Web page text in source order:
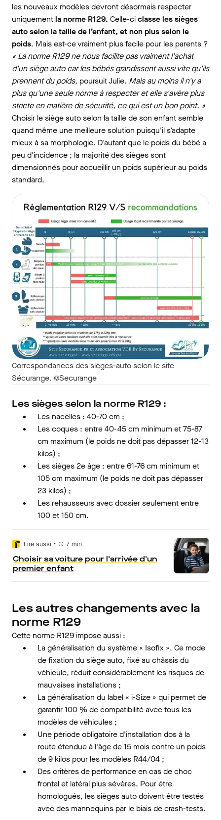
les nouveaux modèles devront désormais respecter
uniquementla norme R129. Celle-ciclasse les sièges
auto selon la taille de l’enfant, et non plus selon le
poids. Mais est-ce vraiment plus facile pour les parents ?
« La norme R129 ne nous facilite pas vraiment l'achat
d'un siège auto car les bébés grandissent aussi vite qu'ils
prennent du poids, poursuit Julie. Mais au moins il n'y a
plus qu'une seule norme à respecter et elle s'avère plus
stricte en matière de sécurité, ce qui est un bon point. »
Choisir le siège auto selon la taille de son enfant semble
quand même une meilleure solution puisqu’il s’adapte
mieux à sa morphologie. D'autant que le poids du bébé a
peu d'incidence ; la majorité des sièges sont
dimensionnés pour accueillir un poids supérieur au poids
standard.
Correspondances des sièges-auto selon le site
Sécurange. ©Securange
Les sièges selon la norme R129 :
Les nacelles : 40-70 cm ;
Les coques : entre 40-45 cm minimum et 75-87
cm maximum (le poids ne doit pas dépasser 12-13
kilos) ;
Les sièges 2e âge : entre 61-76 cm minimum et
105 cm maximum (le poids ne doit pas dépasser
23 kilos) ;
Les rehausseurs avec dossier seulement entre
100 et 150 cm.
Lire aussi • 7 min
Choisir sa voiture pour l'arrivée d'un
premier enfant
Les autres changements avec la
norme R129
Cette norme R129 impose aussi :
La généralisation du système « Isofix ». Ce mode
de fixation du siège auto, fixé au châssis du
véhicule, réduit considérablement les risques de
mauvaises installations ;
La généralisation du label « i-Size » qui permet de
garantir 100 % de compatibilité avec tous les
modèles de véhicules ;
Une période obligatoire d’installation dos à la
route étendue à l'âge de 15 mois contre un poids
de 9 kilos pour les modèles R44/04 ;
Des critères de performance en cas de choc
frontal et latéral plus sévères. Pour être
homologués, les sièges auto doivent être testés
avec des mannequins par le biais de crash-tests.